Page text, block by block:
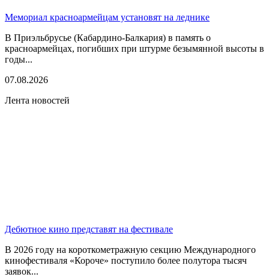
Мемориал красноармейцам установят на леднике
В Приэльбрусье (Кабардино-Балкария) в память о
красноармейцах, погибших при штурме безымянной высоты в
годы...
07.08.2026
Лента новостей
Дебютное кино представят на фестивале
В 2026 году на короткометражную секцию Международного
кинофестиваля «Короче» поступило более полутора тысяч
заявок...